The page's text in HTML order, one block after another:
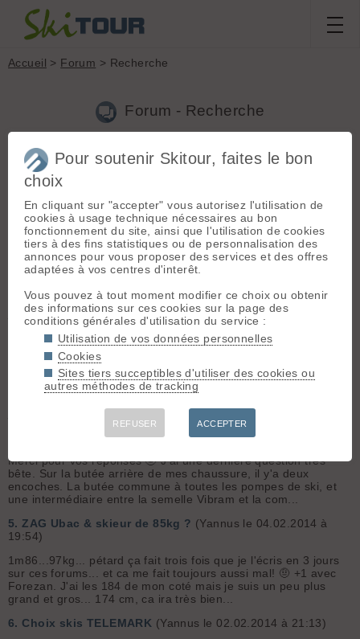
Accueil > Forum > Recherche
Forum - Recherche
Nouveau sujet|Voir tous les sujets
204 résultats
rando télémark(Yannus le 07.11.2014 à 15:24)
+1 🤣 Voisin de Florent 44 🙄
Choix skis TELEMARK(Yannus le 23.03.2014 à 23:29)
déterrage au contraire 🤣 ! J'ai donc deux paires maitenant... et
j'ai surtout utilisé celle ci : http://www.skipass.com/guide-
matos/rossignol/scratch-steeze.html + R8 cobra... Po...
Choix skis TELEMARK(Yannus le 06.02.2014 à 10:41)
Cela dit, je me demande si ça change grand chose quand
même. 🤣 Pareil!! Un peu la tension des ressorts, le retour de
Choix skis TELEMARK(Yannus le 05.02.2014 à 21:40)
Merci pour vos réponses 🤣 J'ai une dernière question très
bête. Sur la butée arrière de mes chaussure, il y'a deux
encoches. La butée commune à toutes les pompes de ski, et
une intermédiaire entre la semelle Vibram et la com...
5.ZAG Ubac & skieur de 85kg ? (Yannus le 04.02.2014 à
19:54)
1m86...97kg... pétard ça fait trois fois que je l'écris en 3 jours
sur ces forums... et ca me fait toujours aussi mal! 🤨 +1 avec
Forezan. J'ai les 184 de mon coté mais je suis un peu plus
grand et gros... 174 cm, ca ira très bien...
6. Choix skis TELEMARK (Yannus le 02.02.2014 à 21:13)
Pour soutenir Skitour, faites le bon
choix
En cliquant sur "accepter" vous autorisez l'utilisation de
cookies à usage technique nécessaires au bon
fonctionnement du site, ainsi que l'utilisation de cookies
tiers à des fins statistiques ou de personnalisation des
annonces pour vous proposer des services et des offres
adaptées à vos centres d'interêt.
Vous pouvez à tout moment modifier ce choix ou obtenir
des informations sur ces cookies sur la page des
conditions générales d'utilisation du service :
Utilisation de vos données personnelles
Cookies
Sites tiers succeptibles d'utiliser des cookies ou
autres méthodes de tracking
REFUSER ACCEPTER